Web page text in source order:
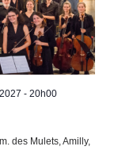
- 20h00
des Mulets, Amilly,